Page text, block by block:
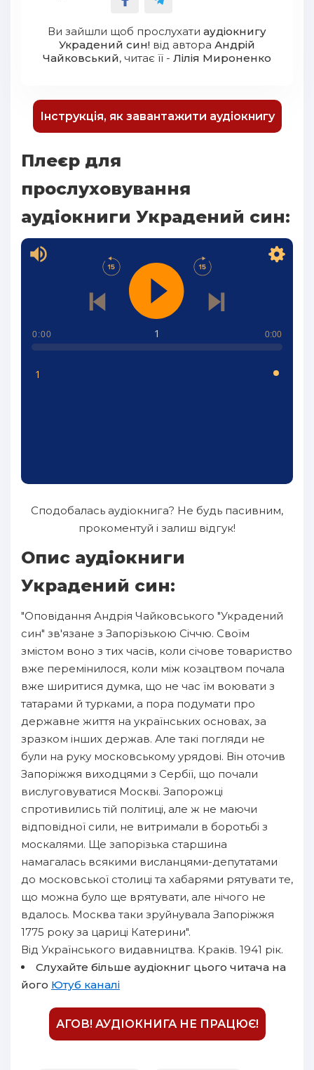
Ви зайшли щоб прослухати аудіокнигу
Украдений син! від автора Андрій
Чайковський, читає її - Лілія Мироненко
Інструкція, як завантажити аудіокнигу
Плеєр для
прослуховування
аудіокниги Украдений син:
1
0:00 0:00
1
Сподобалась аудіокнига? Не будь пасивним,
прокоментуй і залиш відгук!
Опис аудіокниги
Украдений син:
"Оповідання Андрія Чайковського "Украдений
син" зв'язане з Запорізькою Січчю. Своїм
змістом воно з тих часів, коли січове товариство
вже перемінилося, коли між козацтвом почала
вже ширитися думка, що не час їм воювати з
татарами й турками, а пора подумати про
державне життя на українських основах, за
зразком інших держав. Але такі погляди не
були на руку московському урядові. Він оточив
Запоріжжя виходцями з Сербії, що почали
вислуговуватися Москві. Запорожці
спротивились тій політиці, але ж не маючи
відповідної сили, не витримали в боротьбі з
москалями. Ще запорізька старшина
намагалась всякими висланцями-депутатами
до московської столиці та хабарями рятувати те,
що можна було ще врятувати, але нічого не
вдалось. Москва таки зруйнувала Запоріжжя
1775 року за цариці Катерини".
Від Українського видавництва. Краків. 1941 рік.
Слухайте більше аудіокниг цього читача на
його Ютуб каналі
АГОВ! АУДІОКНИГА НЕ ПРАЦЮЄ!